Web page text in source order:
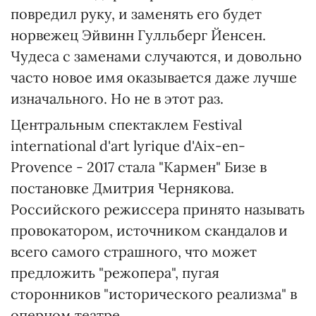
повредил руку, и заменять его будет
норвежец Эйвинн Гулльберг Йенсен.
Чудеса с заменами случаются, и довольно
часто новое имя оказывается даже лучше
изначального. Но не в этот раз.
Центральным спектаклем Festival
international d'art lyrique d'Aix-en-
Provence - 2017 стала "Кармен" Бизе в
постановке Дмитрия Чернякова.
Российского режиссера принято называть
провокатором, источником скандалов и
всего самого страшного, что может
предложить "режопера", пугая
сторонников "исторического реализма" в